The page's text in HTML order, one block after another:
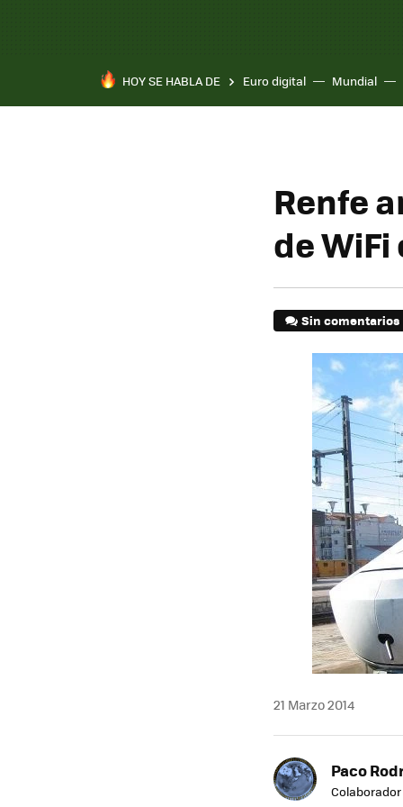
HOY SE HABLA DE Euro digital Mundial
Renfe
de WiFi
Sin comentarios
21 Marzo 2014
Paco
Colaborador